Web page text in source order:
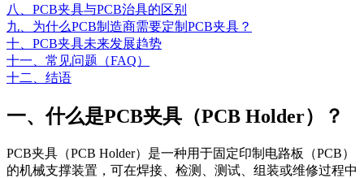
八、PCB夹具与PCB治具的区别
九、为什么PCB制造商需要定制PCB夹具？
十、PCB夹具未来发展趋势
十一、常见问题（FAQ）
十二、结语
一、什么是PCB夹具（PCB Holder）？
PCB夹具（PCB Holder）是一种用于固定印制电路板（PCB）
的机械支撑装置，可在焊接、检测、测试、组装或维修过程中